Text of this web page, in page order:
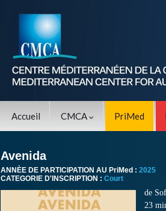
Accueil CMCA PriMed
Avenida
ANNÈE DE PARTICIPATION AU PriMed : 2025
CATEGORIE D'INSCRIPTION : Court
de
23